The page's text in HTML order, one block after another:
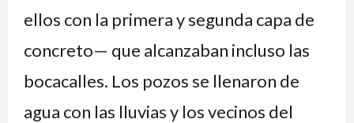
ellos con la primera y segunda capa de
concreto— que alcanzaban incluso las
bocacalles. Los pozos se llenaron de
agua con las lluvias y los vecinos del